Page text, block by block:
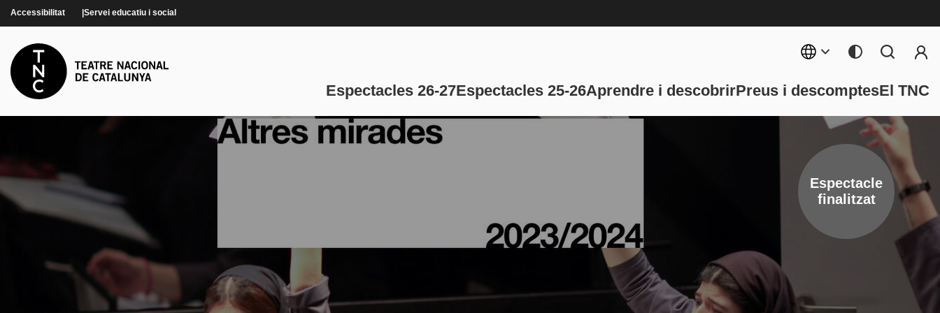
Accessibilitat Servei educatiu i social
Navegación principal
Espectacles 26-27Espectacles 25-26Aprendre i descobrirPreus i descomptesEl TNC
Espectacle
finalitzat